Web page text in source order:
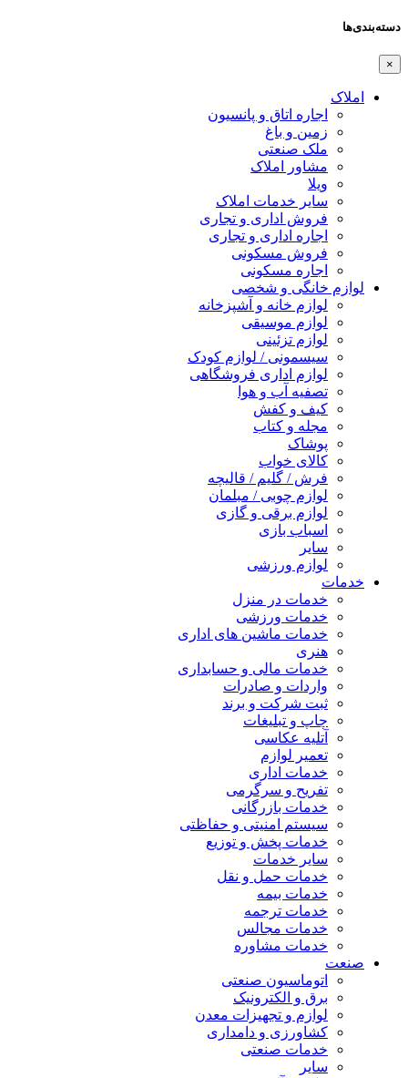
دسته‌بندی‌ها
×
املاک
اجاره اتاق و پانسیون
زمین و باغ
ملک صنعتی
مشاور املاک
ویلا
سایر خدمات املاک
فروش اداری و تجاری
اجاره اداری و تجاری
فروش مسکونی
اجاره مسکونی
لوازم خانگی و شخصی
لوازم خانه و آشپزخانه
لوازم موسیقی
لوازم تزئینی
سیسمونی / لوازم کودک
لوازم اداری فروشگاهی
تصفیه آب و هوا
کیف و کفش
مجله و کتاب
پوشاک
کالای خواب
فرش / گلیم / قالیچه
لوازم چوبی / مبلمان
لوازم برقی و گازی
اسباب بازی
سایر
لوازم ورزشی
خدمات
خدمات در منزل
خدمات ورزشی
خدمات ماشین های اداری
هنری
خدمات مالی و حسابداری
واردات و صادرات
ثبت شرکت و برند
چاپ و تبلیغات
آتلیه عکاسی
تعمیر لوازم
خدمات اداری
تفریح و سرگرمی
خدمات بازرگانی
سیستم امنیتی و حفاظتی
خدمات پخش و توزیع
سایر خدمات
خدمات حمل و نقل
خدمات بیمه
خدمات ترجمه
خدمات مجالس
خدمات مشاوره
صنعت
اتوماسیون صنعتی
برق و الکترونیک
لوازم و تجهیزات معدن
کشاورزی و دامداری
خدمات صنعتی
سایر